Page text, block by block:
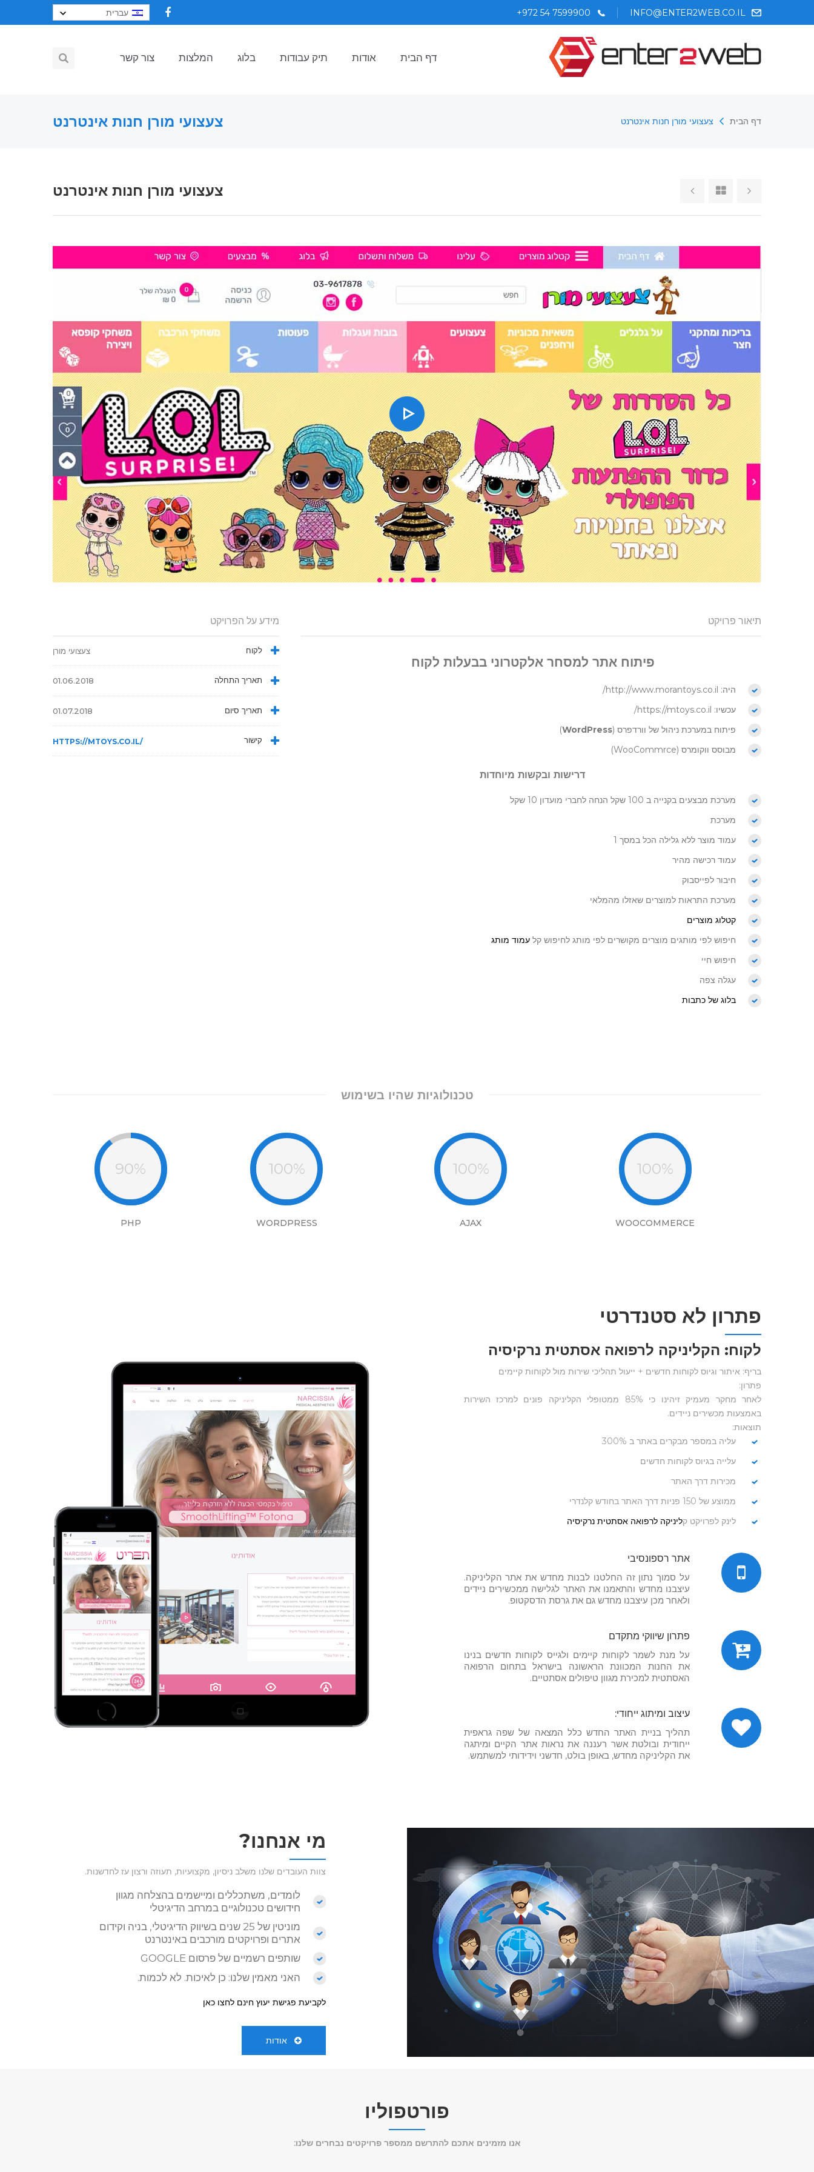
INFO@ENTER2WEB.CO.IL
+972 54 7599900 עברית
דף הבית אודות תיק עבודות בלוג המלצות צור קשר
צעצועי מורן חנות אינטרנט דף הבית צעצועי מורן חנות אינטרנט
צעצועי מורן חנות אינטרנט
תיאור פרויקט
פיתוח אתר למסחר אלקטרוני בבעלות לקוח
היה: http://www.morantoys.co.il/
עכשיו: https://mtoys.co.il/
פיתוח במערכת ניהול של וורדפרס (WordPress
)
מבוסס ווקומרס (WooCommrce)
דרישות ובקשות מיוחדות
מערכת מבצעים בקנייה ב 100 שקל הנחה לחברי מועדון 10 שקל
מערכת
עמוד מוצר ללא גלילה הכל במסך 1
עמוד רכישה מהיר
חיבור לפייסבוק
מערכת התראות למוצרים שאזלו מהמלאי
קטלוג מוצרים
חיפוש לפי מותגים מוצרים מקושרים לפי מותג לחיפוש קל עמוד מותג
חיפוש חיי
עגלה צפה
בלוג של כתבות
מידע על הפרויקט
לקוח צעצועי מורן
תאריך התחלה 01.06.2018
תאריך סיום 01.07.2018
קישור HTTPS://MTOYS.CO.IL/
טכנולוגיות שהיו בשימוש
100%
WOOCOMMERCE
100%
AJAX
100%
WORDPRESS
90%
PHP
פתרון לא סטנדרטי
לקוח: הקליניקה לרפואה אסתטית נרקיסיה
בריף: איתור וגיוס לקוחות חדשים + ייעול תהליכי שירות מול לקוחות קיימים
פתרון:
לאחר מחקר מעמיק זיהינו כי 85% ממטופלי הקליניקה פונים למרכז השירות
באמצעות מכשירים ניידים.
תוצאות:
עליה במספר מבקרים באתר ב 300%
עלייה בגיוס לקוחות חדשים
מכירות דרך האתר
ממוצע של 150 פניות דרך האתר בחודש קלנדרי
לינק לפרויקט קליניקה לרפואה אסתטית נרקיסיה
אתר רספונסיבי
על סמוך נתון זה החלטנו לבנות מחדש את אתר הקליניקה.
עיצבנו מחדש והתאמנו את האתר לגלישה ממכשירים ניידים
ולאחר מכן עיצבנו מחדש גם את גרסת הדסקטופ.
פתרון שיווקי מתקדם
על מנת לשמר לקוחות קיימים ולגייס לקוחות חדשים בנינו
את החנות המכוונת הראשונה בישראל בתחום הרפואה
האסתטית למכירת מגוון טיפולים אסתטיים.
עיצוב ומיתוג ייחודי:
תהליך בניית האתר החדש כלל המצאה של שפה גראפית
ייחודית ובולטת אשר רעננה את נראות אתר הקיים ומיתגה
את הקליניקה מחדש, באופן בולט, חדשני וידידותי למשתמש.
מי אנחנו?
צוות העובדים שלנו משלב ניסיון, מקצועיות, תעוזה ורצון עז לחדשנות.
לומדים, משתכללים ומיישמים בהצלחה מגוון
חידושים טכנולוגיים במרחב הדיגיטלי
מוניטין של 25 שנים בשיווק הדיגיטלי, בניה וקידום
אתרים ופרויקטים מורכבים באינטרנט
שותפים רשמיים של פרסום GOOGLE
האני מאמין שלנו: כן לאיכות. לא לכמות.
לקביעת פגישת יעוץ חינם לחצו כאן
אודות
פורטפוליו
אנו מזמינים אתכם להתרשם ממספר פרויקטים נבחרים שלנו: